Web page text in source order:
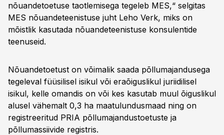
nõuandetoetuse taotlemisega tegeleb MES,“ selgitas
MES nõuandeteenistuse juht Leho Verk, miks on
mõistlik kasutada nõuandeteenistuse konsulentide
teenuseid.
Nõuandetoetust on võimalik saada põllumajandusega
tegeleval füüsilisel isikul või eraõiguslikul juriidilisel
isikul, kelle omandis on või kes kasutab muul õiguslikul
alusel vähemalt 0,3 ha maatulundusmaad ning on
registreeritud PRIA põllumajandustoetuste ja
põllumassiivide registris.